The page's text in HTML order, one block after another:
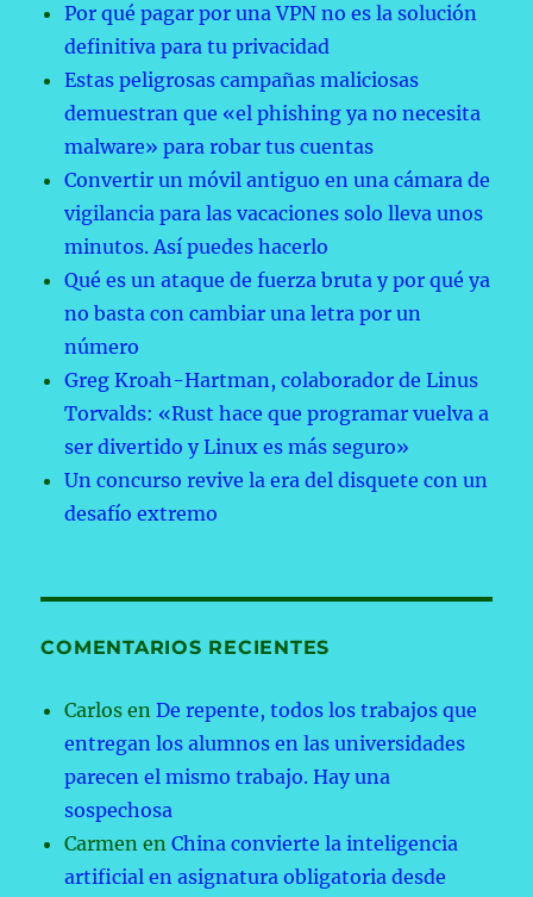
Por qué pagar por una VPN no es la solución
definitiva para tu privacidad
Estas peligrosas campañas maliciosas
demuestran que «el phishing ya no necesita
malware» para robar tus cuentas
Convertir un móvil antiguo en una cámara de
vigilancia para las vacaciones solo lleva unos
minutos. Así puedes hacerlo
Qué es un ataque de fuerza bruta y por qué ya
no basta con cambiar una letra por un
número
Greg Kroah-Hartman, colaborador de Linus
Torvalds: «Rust hace que programar vuelva a
ser divertido y Linux es más seguro»
Un concurso revive la era del disquete con un
desafío extremo
COMENTARIOS RECIENTES
Carlos enDe repente, todos los trabajos que
entregan los alumnos en las universidades
parecen el mismo trabajo. Hay una
sospechosa
Carmen enChina convierte la inteligencia
artificial en asignatura obligatoria desde